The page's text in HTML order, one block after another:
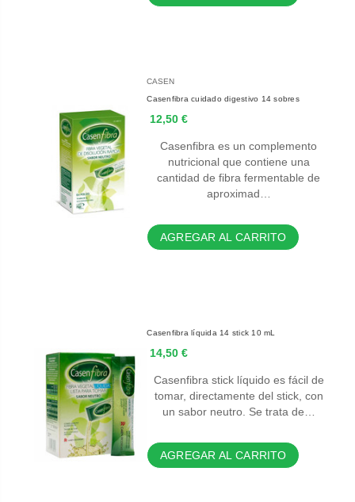
CASEN
Casenfibra cuidado digestivo 14 sobres
12,50 €
Casenfibra es un complemento
nutricional que contiene una
cantidad de fibra fermentable de
aproximad…
AGREGAR AL CARRITO
Casenfibra líquida 14 stick 10 mL
14,50 €
Casenfibra stick líquido es fácil de
tomar, directamente del stick, con
un sabor neutro. Se trata de…
AGREGAR AL CARRITO